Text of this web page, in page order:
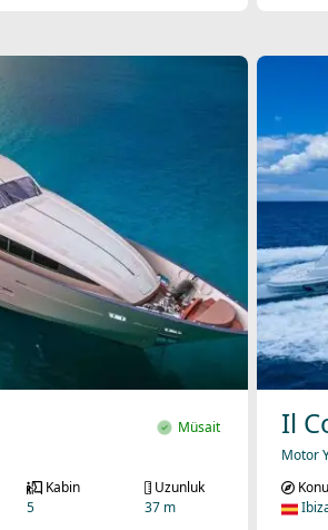
Müsait
Kabin
5
Uzunluk
37 m
Il
Motor